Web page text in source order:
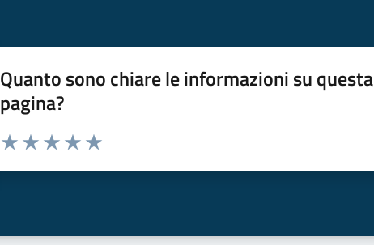
Quanto sono chiare le informazioni su questa
pagina?
Valuta da 1 a 5 stelle la pagina